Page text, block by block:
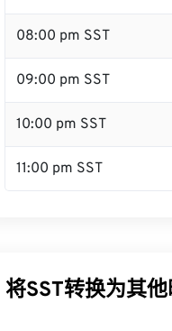
08:00 pm SST
09:00 pm SST
10:00 pm SST
11:00 pm SST
将SST转换为其